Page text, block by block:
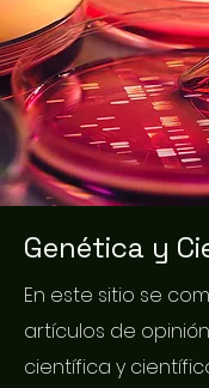
Genética y
En este sitio se
artículos de
científica y